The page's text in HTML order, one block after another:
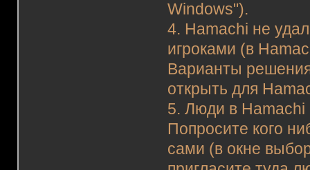
Windows").
4. Hamachi не
игроками (в
Варианты
открыть для
5. Люди в Hamachi
Попросите кого
сами (в окне